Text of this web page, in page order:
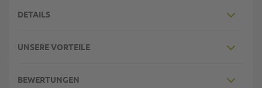
DETAILS
UNSERE VORTEILE
BEWERTUNGEN